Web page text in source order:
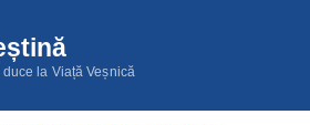
la Viață Veșnică